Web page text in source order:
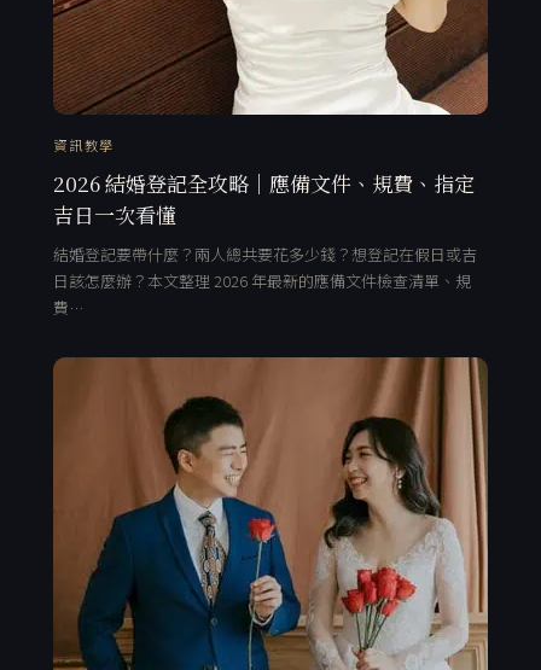
資訊教學
2026 結婚登記全攻略｜應備文件、規費、指定
吉日一次看懂
結婚登記要帶什麼？兩人總共要花多少錢？想登記在假日或吉
日該怎麼辦？本文整理 2026 年最新的應備文件檢查清單、規
費…